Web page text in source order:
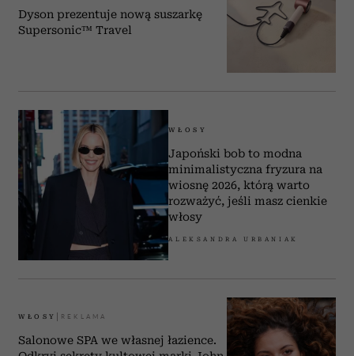
Dyson prezentuje nową suszarkę
Supersonic™ Travel
WŁOSY
Japoński bob to modna
minimalistyczna fryzura na
wiosnę 2026, którą warto
rozważyć, jeśli masz cienkie
włosy
ALEKSANDRA URBANIAK
WŁOSY
Salonowe SPA we własnej łazience.